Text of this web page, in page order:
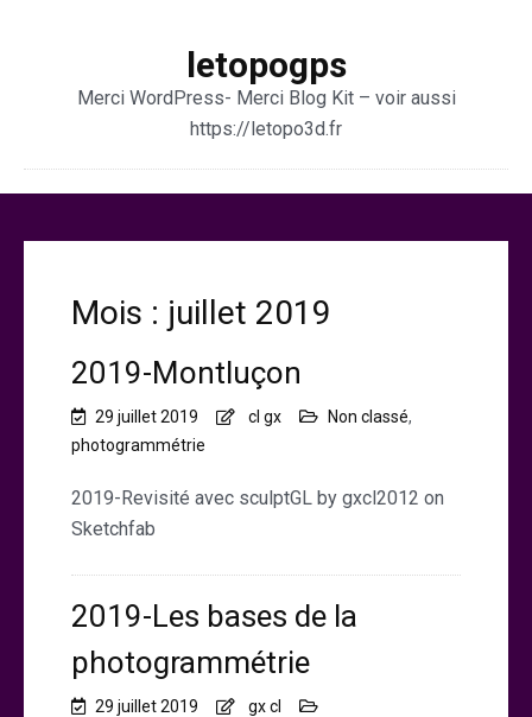
letopogps
Merci WordPress- Merci Blog Kit – voir aussi
https://letopo3d.fr
Mois : juillet 2019
2019-Montluçon
29 juillet 2019 cl gx Non classé,
photogrammétrie
2019-Revisité avec sculptGL by gxcl2012 on
Sketchfab
2019-Les bases de la
photogrammétrie
29 juillet 2019
gx cl